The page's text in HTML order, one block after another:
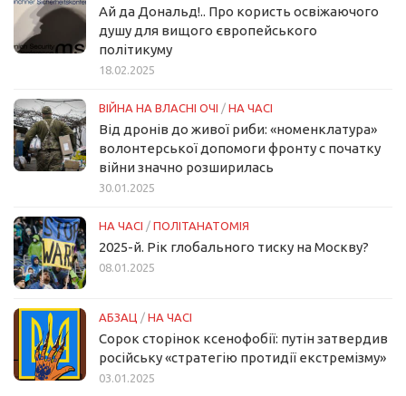
Ай да Дональд!.. Про користь освіжаючого
душу для вищого європейського
політикуму
18.02.2025
ВІЙНА НА ВЛАСНІ ОЧІ / НА ЧАСІ
Від дронів до живої риби: «номенклатура»
волонтерської допомоги фронту с початку
війни значно розширилась
30.01.2025
НА ЧАСІ / ПОЛІТАНАТОМІЯ
2025-й. Рік глобального тиску на Москву?
08.01.2025
АБЗАЦ / НА ЧАСІ
Сорок сторінок ксенофобії: путін затвердив
російську «стратегію протидії екстремізму»
03.01.2025